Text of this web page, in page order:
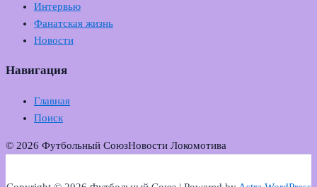
Интервью
Фанатская жизнь
Новости
Навигация
Главная
Поиск
© 2026 Футбольный СоюзНовости Локомотива